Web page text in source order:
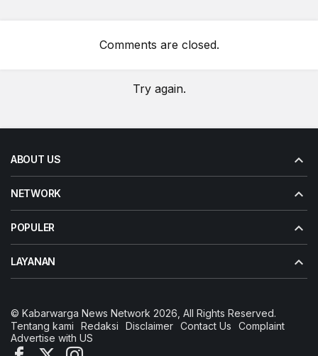
Comments are closed.
Try again.
ABOUT US
NETWORK
POPULER
LAYANAN
© Kabarwarga News Network 2026, All Rights Reserved.
Tentang kami
Redaksi Disclaimer Contact Us
Complaint
Advertise with US